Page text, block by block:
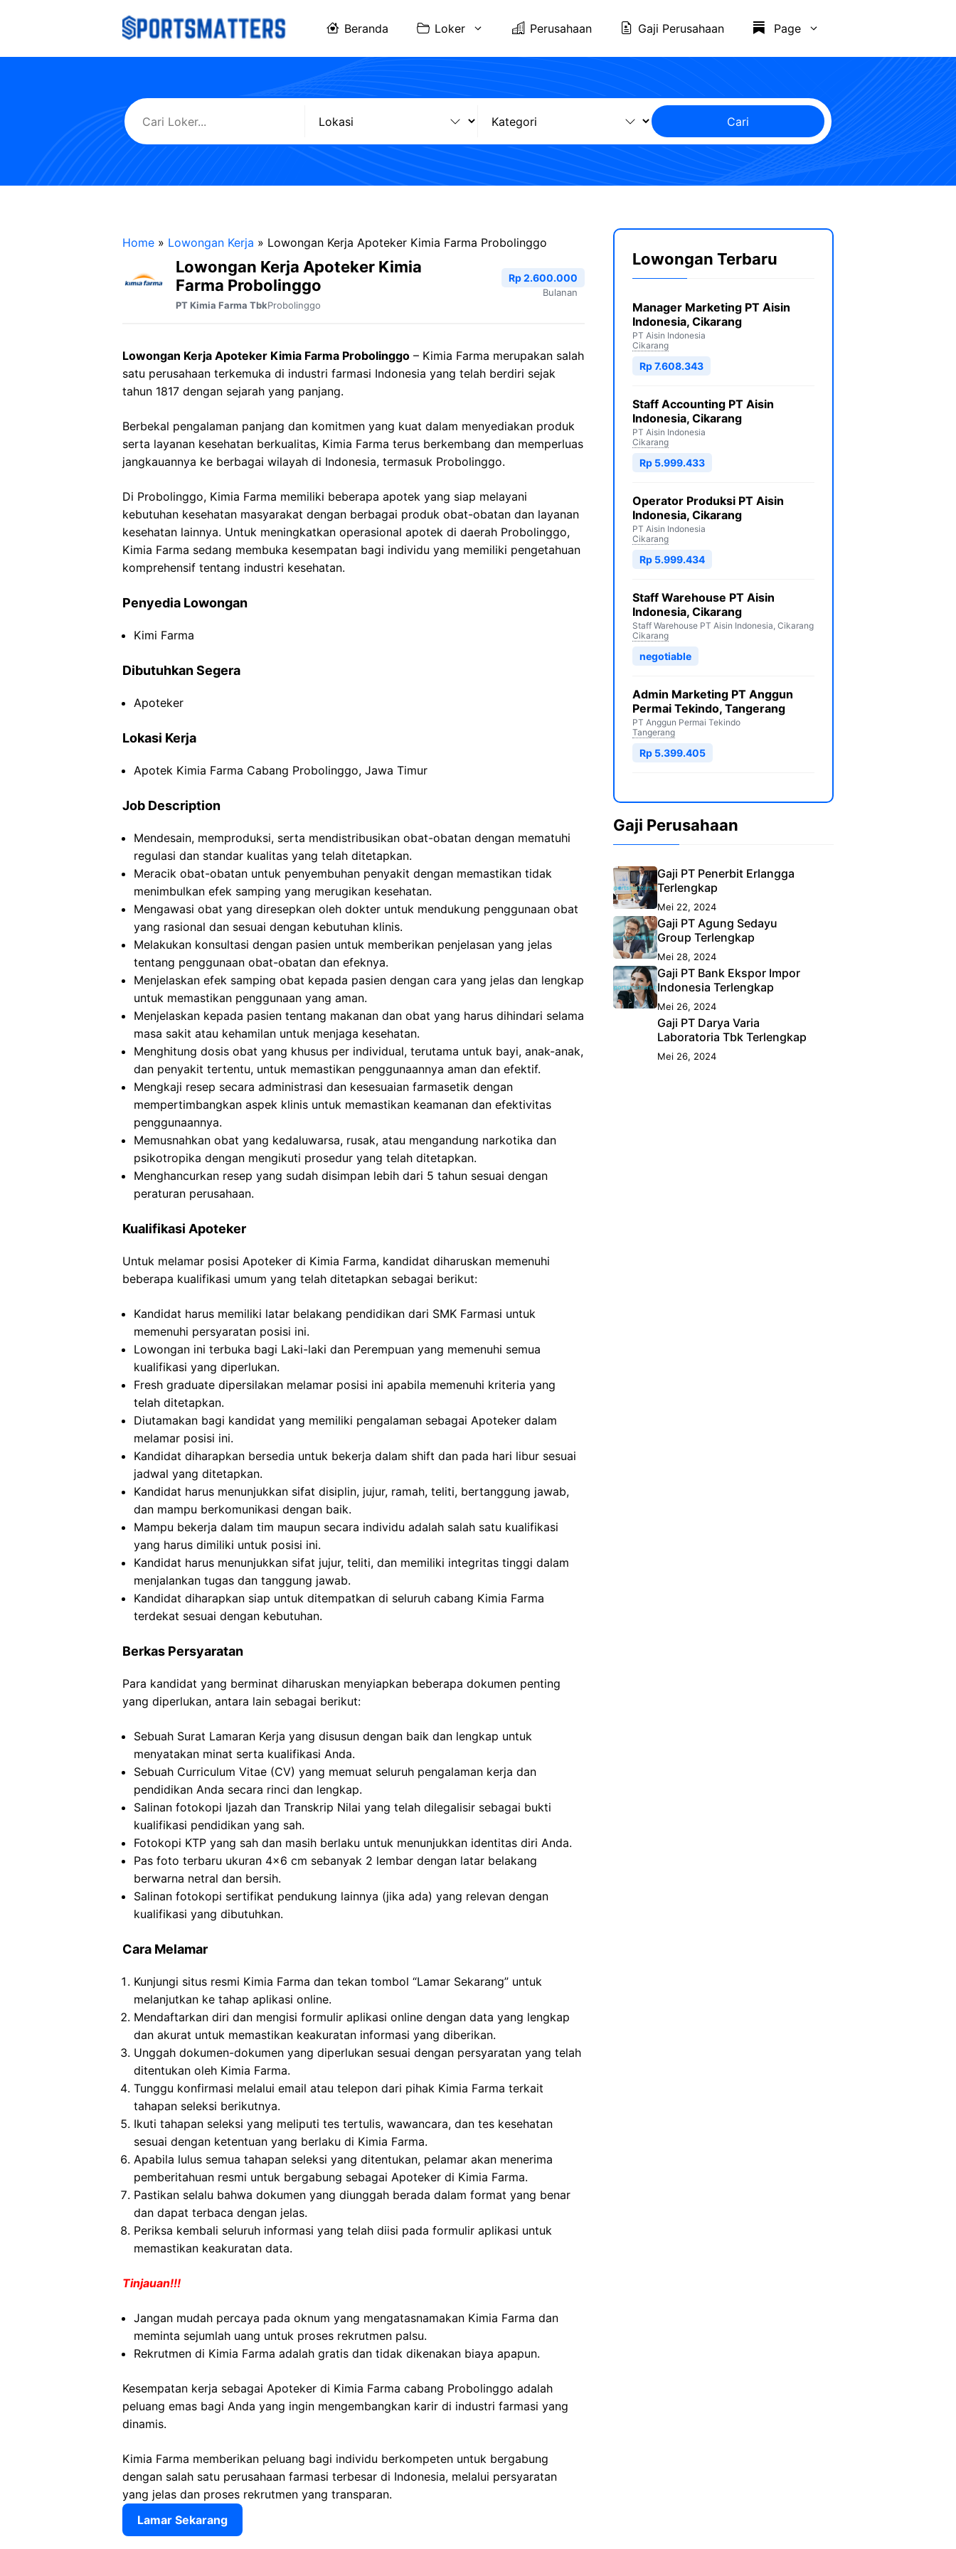
Beranda Loker Perusahaan Gaji Perusahaan Page
Cari
Home » Lowongan Kerja » Lowongan Kerja Apoteker Kimia Farma Probolinggo
Lowongan Kerja Apoteker Kimia
Farma Probolinggo
PT Kimia Farma TbkProbolinggo
Rp 2.600.000
Bulanan
Lowongan Kerja Apoteker Kimia Farma Probolinggo – Kimia Farma merupakan salah
satu perusahaan terkemuka di industri farmasi Indonesia yang telah berdiri sejak
tahun 1817 dengan sejarah yang panjang.
Berbekal pengalaman panjang dan komitmen yang kuat dalam menyediakan produk
serta layanan kesehatan berkualitas, Kimia Farma terus berkembang dan memperluas
jangkauannya ke berbagai wilayah di Indonesia, termasuk Probolinggo.
Di Probolinggo, Kimia Farma memiliki beberapa apotek yang siap melayani
kebutuhan kesehatan masyarakat dengan berbagai produk obat-obatan dan layanan
kesehatan lainnya. Untuk meningkatkan operasional apotek di daerah Probolinggo,
Kimia Farma sedang membuka kesempatan bagi individu yang memiliki pengetahuan
komprehensif tentang industri kesehatan.
Penyedia Lowongan
Kimi Farma
Dibutuhkan Segera
Apoteker
Lokasi Kerja
Apotek Kimia Farma Cabang Probolinggo, Jawa Timur
Job Description
Mendesain, memproduksi, serta mendistribusikan obat-obatan dengan mematuhi
regulasi dan standar kualitas yang telah ditetapkan.
Meracik obat-obatan untuk penyembuhan penyakit dengan memastikan tidak
menimbulkan efek samping yang merugikan kesehatan.
Mengawasi obat yang diresepkan oleh dokter untuk mendukung penggunaan obat
yang rasional dan sesuai dengan kebutuhan klinis.
Melakukan konsultasi dengan pasien untuk memberikan penjelasan yang jelas
tentang penggunaan obat-obatan dan efeknya.
Menjelaskan efek samping obat kepada pasien dengan cara yang jelas dan lengkap
untuk memastikan penggunaan yang aman.
Menjelaskan kepada pasien tentang makanan dan obat yang harus dihindari selama
masa sakit atau kehamilan untuk menjaga kesehatan.
Menghitung dosis obat yang khusus per individual, terutama untuk bayi, anak-anak,
dan penyakit tertentu, untuk memastikan penggunaannya aman dan efektif.
Mengkaji resep secara administrasi dan kesesuaian farmasetik dengan
mempertimbangkan aspek klinis untuk memastikan keamanan dan efektivitas
penggunaannya.
Memusnahkan obat yang kedaluwarsa, rusak, atau mengandung narkotika dan
psikotropika dengan mengikuti prosedur yang telah ditetapkan.
Menghancurkan resep yang sudah disimpan lebih dari 5 tahun sesuai dengan
peraturan perusahaan.
Kualifikasi Apoteker
Untuk melamar posisi Apoteker di Kimia Farma, kandidat diharuskan memenuhi
beberapa kualifikasi umum yang telah ditetapkan sebagai berikut:
Kandidat harus memiliki latar belakang pendidikan dari SMK Farmasi untuk
memenuhi persyaratan posisi ini.
Lowongan ini terbuka bagi Laki-laki dan Perempuan yang memenuhi semua
kualifikasi yang diperlukan.
Fresh graduate dipersilakan melamar posisi ini apabila memenuhi kriteria yang
telah ditetapkan.
Diutamakan bagi kandidat yang memiliki pengalaman sebagai Apoteker dalam
melamar posisi ini.
Kandidat diharapkan bersedia untuk bekerja dalam shift dan pada hari libur sesuai
jadwal yang ditetapkan.
Kandidat harus menunjukkan sifat disiplin, jujur, ramah, teliti, bertanggung jawab,
dan mampu berkomunikasi dengan baik.
Mampu bekerja dalam tim maupun secara individu adalah salah satu kualifikasi
yang harus dimiliki untuk posisi ini.
Kandidat harus menunjukkan sifat jujur, teliti, dan memiliki integritas tinggi dalam
menjalankan tugas dan tanggung jawab.
Kandidat diharapkan siap untuk ditempatkan di seluruh cabang Kimia Farma
terdekat sesuai dengan kebutuhan.
Berkas Persyaratan
Para kandidat yang berminat diharuskan menyiapkan beberapa dokumen penting
yang diperlukan, antara lain sebagai berikut:
Sebuah Surat Lamaran Kerja yang disusun dengan baik dan lengkap untuk
menyatakan minat serta kualifikasi Anda.
Sebuah Curriculum Vitae (CV) yang memuat seluruh pengalaman kerja dan
pendidikan Anda secara rinci dan lengkap.
Salinan fotokopi Ijazah dan Transkrip Nilai yang telah dilegalisir sebagai bukti
kualifikasi pendidikan yang sah.
Fotokopi KTP yang sah dan masih berlaku untuk menunjukkan identitas diri Anda.
Pas foto terbaru ukuran 4×6 cm sebanyak 2 lembar dengan latar belakang
berwarna netral dan bersih.
Salinan fotokopi sertifikat pendukung lainnya (jika ada) yang relevan dengan
kualifikasi yang dibutuhkan.
Cara Melamar
Kunjungi situs resmi Kimia Farma dan tekan tombol “Lamar Sekarang” untuk
melanjutkan ke tahap aplikasi online.
Mendaftarkan diri dan mengisi formulir aplikasi online dengan data yang lengkap
dan akurat untuk memastikan keakuratan informasi yang diberikan.
Unggah dokumen-dokumen yang diperlukan sesuai dengan persyaratan yang telah
ditentukan oleh Kimia Farma.
Tunggu konfirmasi melalui email atau telepon dari pihak Kimia Farma terkait
tahapan seleksi berikutnya.
Ikuti tahapan seleksi yang meliputi tes tertulis, wawancara, dan tes kesehatan
sesuai dengan ketentuan yang berlaku di Kimia Farma.
Apabila lulus semua tahapan seleksi yang ditentukan, pelamar akan menerima
pemberitahuan resmi untuk bergabung sebagai Apoteker di Kimia Farma.
Pastikan selalu bahwa dokumen yang diunggah berada dalam format yang benar
dan dapat terbaca dengan jelas.
Periksa kembali seluruh informasi yang telah diisi pada formulir aplikasi untuk
memastikan keakuratan data.
Tinjauan!!!
Jangan mudah percaya pada oknum yang mengatasnamakan Kimia Farma dan
meminta sejumlah uang untuk proses rekrutmen palsu.
Rekrutmen di Kimia Farma adalah gratis dan tidak dikenakan biaya apapun.
Kesempatan kerja sebagai Apoteker di Kimia Farma cabang Probolinggo adalah
peluang emas bagi Anda yang ingin mengembangkan karir di industri farmasi yang
dinamis.
Kimia Farma memberikan peluang bagi individu berkompeten untuk bergabung
dengan salah satu perusahaan farmasi terbesar di Indonesia, melalui persyaratan
yang jelas dan proses rekrutmen yang transparan.
Lamar Sekarang
Lowongan Terbaru
Manager Marketing PT Aisin
Indonesia, Cikarang
PT Aisin Indonesia
Cikarang
Rp 7.608.343
Staff Accounting PT Aisin
Indonesia, Cikarang
PT Aisin Indonesia
Cikarang
Rp 5.999.433
Operator Produksi PT Aisin
Indonesia, Cikarang
PT Aisin Indonesia
Cikarang
Rp 5.999.434
Staff Warehouse PT Aisin
Indonesia, Cikarang
Staff Warehouse PT Aisin Indonesia, Cikarang
Cikarang
negotiable
Admin Marketing PT Anggun
Permai Tekindo, Tangerang
PT Anggun Permai Tekindo
Tangerang
Rp 5.399.405
Gaji Perusahaan
Gaji PT Penerbit Erlangga
Terlengkap
Mei 22, 2024
Gaji PT Agung Sedayu
Group Terlengkap
Mei 28, 2024
Gaji PT Bank Ekspor Impor
Indonesia Terlengkap
Mei 26, 2024
Gaji PT Darya Varia
Laboratoria Tbk Terlengkap
Mei 26, 2024